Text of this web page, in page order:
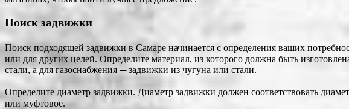
Поиск задвижки
Поиск подходящей задвижки в Самаре начинается с определения ваших
или для других целей. Определите материал, из которого должна быть
стали, а для газоснабжения ─ задвижки из чугуна или стали.
Определите диаметр задвижки. Диаметр задвижки должен соответствовать
или муфтовое.